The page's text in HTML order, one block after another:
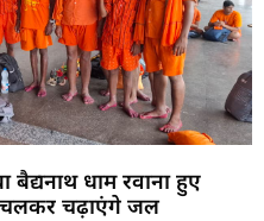
धाम रवाना हुए
चलकर चढ़ाएंगे जल